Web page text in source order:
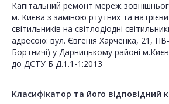
Капiтальний ремонт мереж
м. Києва з заміною ртутних та
світильників на світлодіодні
адресою: вул. Євгенія Харченка, 21,
Бортничі) у Дарницькому районі
до ДСТУ Б Д.1.1-1:2013
Класифікатор та його відповідний